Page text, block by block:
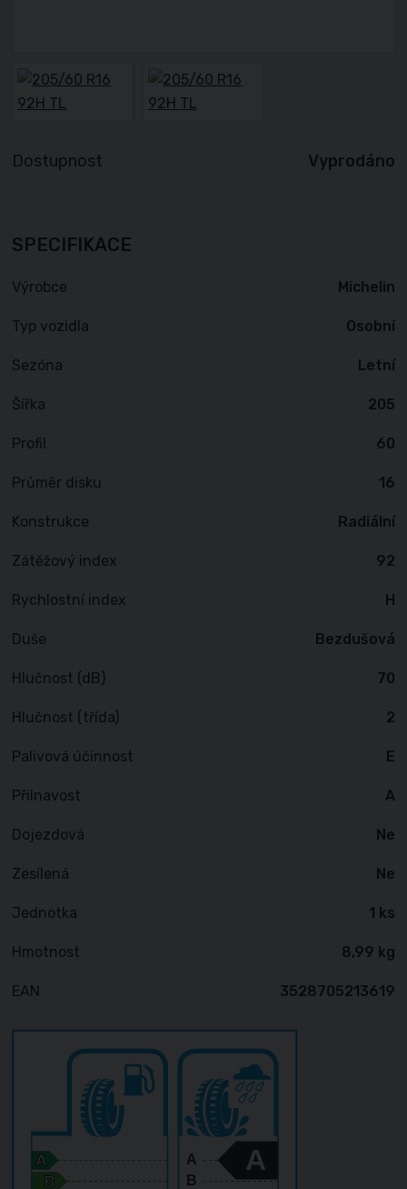
Dostupnost Vyprodáno
SPECIFIKACE
Výrobce Michelin
Typ vozidla Osobní
Sezóna Letní
Šířka 205
Profil 60
Průměr disku 16
Konstrukce Radiální
Zátěžový index 92
Rychlostní index H
Duše Bezdušová
Hlučnost (dB) 70
Hlučnost (třída) 2
Palivová účinnost E
Přilnavost A
Dojezdová Ne
Zesílená Ne
Jednotka 1 ks
Hmotnost 8,99 kg
EAN 3528705213619
A
B
A